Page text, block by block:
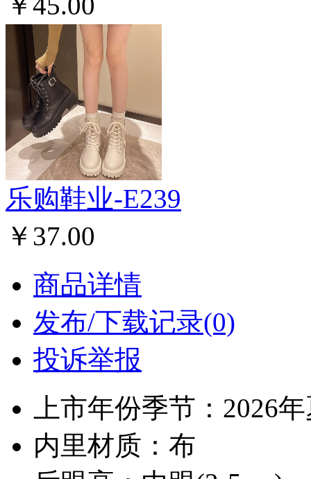
乐购鞋业-E239
￥37.00
商品详情
发布/下载记录(0)
投诉举报
上市年份季节：2026
内里材质：布